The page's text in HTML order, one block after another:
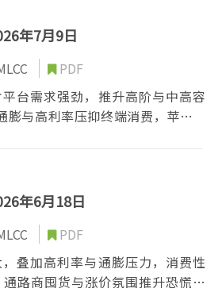
年7月9日
PDF
台需求强劲，推升高阶与中高容
膨与高利率压抑终端消费，苹果等
转，库存偏低，通路与代理商调涨
高年6月18日
PDF
叠加高利率与通膨压力，消费性
路商囤货与涨价氛围推升恐慌性